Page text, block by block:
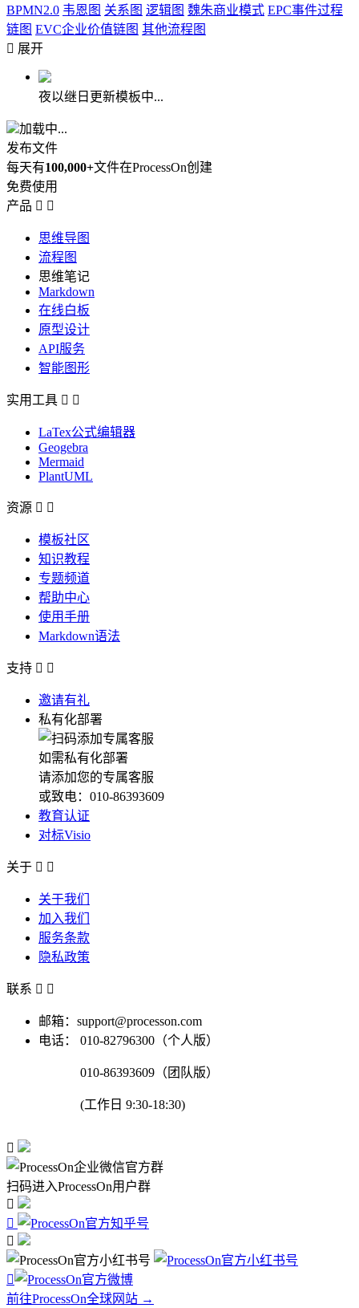
BPMN2.0 韦恩图 关系图 逻辑图 魏朱商业模式 EPC事件过程
链图 EVC企业价值链图 其他流程图
 展开
夜以继日更新模板中...
加载中...
发布文件
每天有100,000+文件在ProcessOn创建
免费使用
产品  
思维导图
流程图
思维笔记
Markdown
在线白板
原型设计
API服务
智能图形
实用工具  
LaTex公式编辑器
Geogebra
Mermaid
PlantUML
资源  
模板社区
知识教程
专题频道
帮助中心
使用手册
Markdown语法
支持  
邀请有礼
私有化部署
如需私有化部署
请添加您的专属客服
或致电：010-86393609
教育认证
对标Visio
关于  
关于我们
加入我们
服务条款
隐私政策
联系  
邮箱：support@processon.com
电话：
010-82796300（个人版）
010-86393609（团队版）
(工作日 9:30-18:30)

扫码进入ProcessOn用户群




前往ProcessOn全球网站 →